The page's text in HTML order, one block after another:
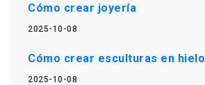
Cómo crear joyería
2025-10-08
Cómo crear esculturas en hielo
2025-10-08